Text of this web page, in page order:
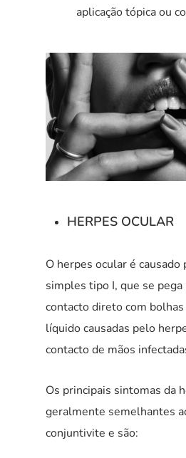
aplicação tópica ou
HERPES OCULAR
O herpes ocular é
simples tipo I, que se
contacto direto com
líquido causadas pelo
contacto de mãos
Os principais sintomas da
geralmente semelhantes
conjuntivite e são: